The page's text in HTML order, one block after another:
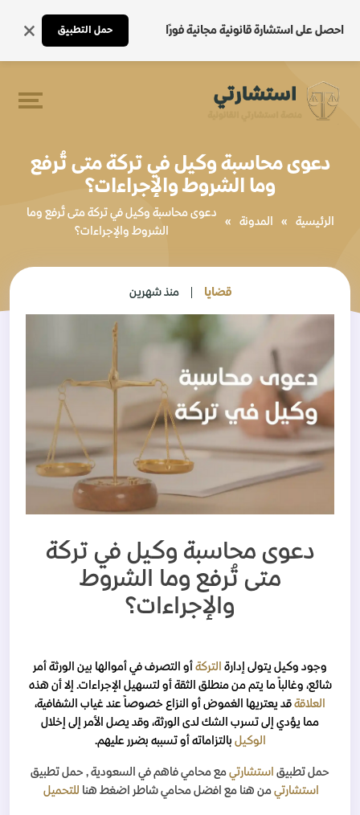
احصل على استشارة قانونية مجانية فورًا حمل التطبيق
دعوى محاسبة وكيل في تركة متى تُرفع
وما الشروط والإجراءات؟
الرئيسية » المدونة »
دعوى محاسبة وكيل في تركة متى تُرفع وما
الشروط والإجراءات؟
قضايا منذ شهرين
دعوى محاسبة وكيل في تركة
متى تُرفع وما الشروط
والإجراءات؟
وجود وكيل يتولى إدارة التركة أو التصرف في أموالها بين الورثة أمر
شائع، وغالباً ما يتم من منطلق الثقة أو لتسهيل الإجراءات. إلا أن هذه
العلاقة قد يعتريها الغموض أو النزاع خصوصاً عند غياب الشفافية،
مما يؤدي إلى تسرب الشك لدى الورثة، وقد يصل الأمر إلى إخلال
الوكيل بالتزاماته أو تسببه بضرر عليهم.
حمل تطبيق استشارتي مع محامي فاهم في السعودية , حمل تطبيق
استشارتي من هنا مع افضل محامي شاطر اضغط هنا للتحميل